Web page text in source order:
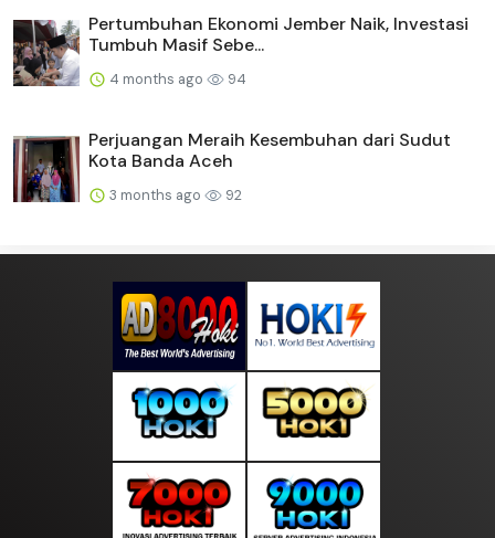
Pertumbuhan Ekonomi Jember Naik, Investasi
Tumbuh Masif Sebe...
4 months ago 94
Perjuangan Meraih Kesembuhan dari Sudut
Kota Banda Aceh
3 months ago 92